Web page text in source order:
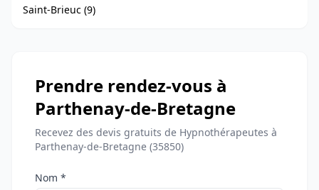
Saint-Brieuc (9)
Prendre rendez-vous à
Parthenay-de-Bretagne
Recevez des devis gratuits de Hypnothérapeutes à
Parthenay-de-Bretagne (35850)
Nom *